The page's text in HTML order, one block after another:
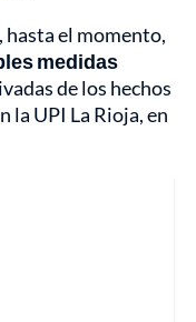
hasta el momento,
medidas
de los hechos
la UPI La Rioja, en